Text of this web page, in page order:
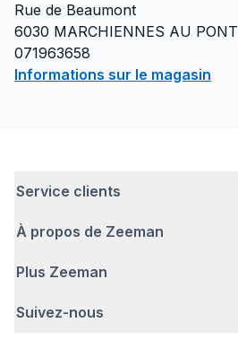
Rue de Beaumont
6030 MARCHIENNES AU PONT
071963658
Informations sur le magasin
Service clients
Questions fréquentes
Livraison
Retour d'articles
À propos de Zeeman
Qui sommes-nous ?
Une entreprise responsable
Plus Zeeman
Avertissement de sécurité
Suivez-nous